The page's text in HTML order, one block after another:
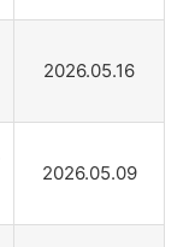
2026.05.16
2026.05.09